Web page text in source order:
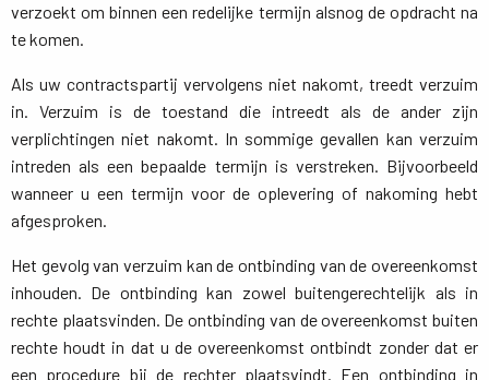
verzoekt om binnen een redelijke termijn alsnog de opdracht na
te komen.
Als uw contractspartij vervolgens niet nakomt, treedt verzuim
in. Verzuim is de toestand die intreedt als de ander zijn
verplichtingen niet nakomt. In sommige gevallen kan verzuim
intreden als een bepaalde termijn is verstreken. Bijvoorbeeld
wanneer u een termijn voor de oplevering of nakoming hebt
afgesproken.
Het gevolg van verzuim kan de ontbinding van de overeenkomst
inhouden. De ontbinding kan zowel buitengerechtelijk als in
rechte plaatsvinden. De ontbinding van de overeenkomst buiten
rechte houdt in dat u de overeenkomst ontbindt zonder dat er
een procedure bij de rechter plaatsvindt. Een ontbinding in